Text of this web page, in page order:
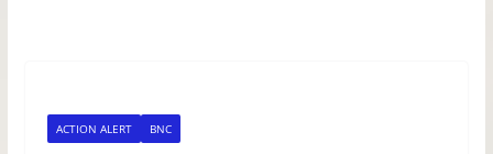
ACTION ALERT BNC